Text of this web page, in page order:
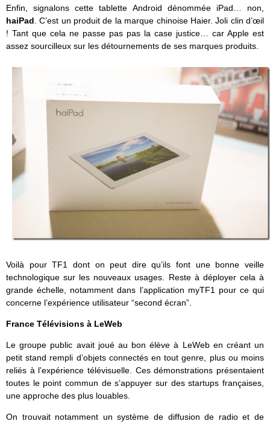
Enfin, signalons cette tablette Android dénommée iPad… non,
haiPad . C’est un produit de la marque chinoise Haier. Joli clin d’œil
! Tant que cela ne passe pas pas la case justice… car Apple est
assez sourcilleux sur les détournements de ses marques produits.
Voilà pour TF1 dont on peut dire qu’ils font une bonne veille
technologique sur les nouveaux usages. Reste à déployer cela à
grande échelle, notamment dans l’application myTF1 pour ce qui
concerne l’expérience utilisateur “second écran”.
France Télévisions à LeWeb
Le groupe public avait joué au bon élève à LeWeb en créant un
petit stand rempli d’objets connectés en tout genre, plus ou moins
reliés à l’expérience télévisuelle. Ces démonstrations présentaient
toutes le point commun de s’appuyer sur des startups françaises,
une approche des plus louables.
On trouvait notamment un système de diffusion de radio et de